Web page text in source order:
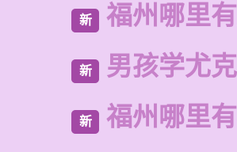
新 福州哪里
新 男孩学尤
新 福州哪里